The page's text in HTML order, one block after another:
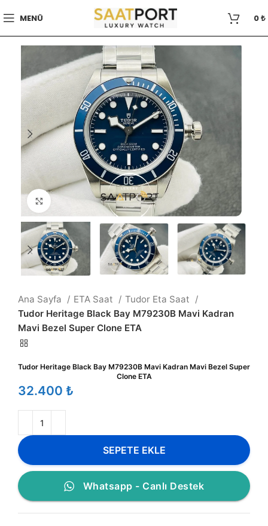
MENÜ 0₺
Büyütmek için tıklayın
Ana Sayfa ETA Saat
Tudor Eta Saat
Tudor Heritage Black Bay M79230B Mavi Kadran
Mavi Bezel Super Clone ETA
Tudor Heritage Black Bay M79230B Mavi Kadran Mavi Bezel Super
Clone ETA
₺
SEPETE EKLE
Whatsapp - Canlı Destek